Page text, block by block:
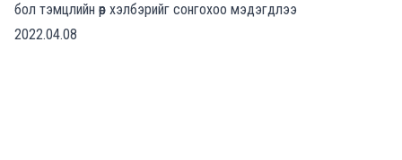
бол тэмцлийн өөр хэлбэрийг сонгохоо мэдэгдлээ
2022.04.08